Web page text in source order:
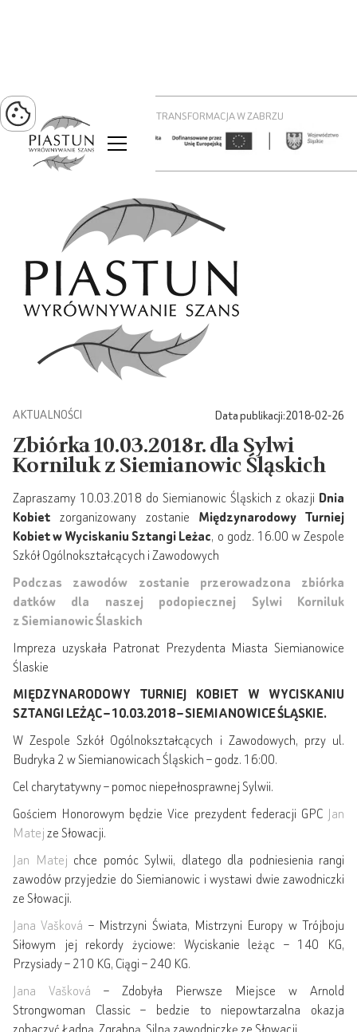
PROJEKT ZIELONA TRANSFORMACJA W ZABRZU
AKTUALNOŚCI Data publikacji:2018-02-26
Zbiórka 10.03.2018r. dla Sylwi
Korniluk z Siemianowic Śląskich
Zapraszamy 10.03.2018 do Siemianowic Śląskich z okazji Dnia
Kobiet zorganizowany zostanie Międzynarodowy Turniej
Kobiet w Wyciskaniu Sztangi Leżac, o godz. 16.00 w Zespole
Szkół Ogólnokształcących i Zawodowych
Podczas zawodów zostanie przerowadzona zbiórka
datków dla naszej podopiecznej Sylwi Korniluk
z Siemianowic Ślaskich
Impreza uzyskała Patronat Prezydenta Miasta Siemianowice
Ślaskie
MIĘDZYNARODOWY TURNIEJ KOBIET W WYCISKANIU
SZTANGI LEŻĄC – 10.03.2018 – SIEMIANOWICE ŚLĄSKIE.
W Zespole Szkół Ogólnokształcących i Zawodowych, przy ul.
Budryka 2 w Siemianowicach Śląskich – godz. 16:00.
Cel charytatywny – pomoc niepełnosprawnej Sylwii.
Gościem Honorowym będzie Vice prezydent federacji GPC Jan
Matejze Słowacji.
Jan Matej chce pomóc Sylwii, dlatego dla podniesienia rangi
zawodów przyjedzie do Siemianowic i wystawi dwie zawodniczki
ze Słowacji.
Jana Vašková – Mistrzyni Świata, Mistrzyni Europy w Trójboju
Siłowym jej rekordy życiowe: Wyciskanie leżąc – 140 KG,
Przysiady – 210 KG, Ciągi – 240 KG.
Jana Vašková – Zdobyła Pierwsze Miejsce w Arnold
Strongwoman Classic – bedzie to niepowtarzalna okazja